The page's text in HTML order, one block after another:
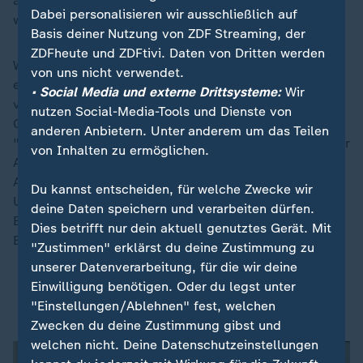
wichtig sei.
Was können Bewerber also tun, um nach der Uni die
eigenen Chancen auf dem Arbeitsmarkt zu
verbessern? Karriereberaterin Anja Robert vom Career
Center der Uni Aachen empfiehlt, bei Bewerbungen
"den Blick mehr zu öffnen". Aktuell verschiebe sich der
Arbeitsmarkt. Während beispielsweise die
Automobilbranche weniger Chancen biete, suchten
Unternehmen etwa im Rüstungsbereich stärker. Für
Bewerber sei es ratsam, auch andere Branchen in den
Blick zu nehmen.
Wohnkosten: Studenten und Azubis besonders
belastet
Dabei personalisieren wir ausschließlich auf
Basis deiner Nutzung von ZDF Streaming, der
ZDFheute und ZDFtivi. Daten von Dritten werden
von uns nicht verwendet.
• Social Media und externe Drittsysteme:Wir
nutzen Social-Media-Tools und Dienste von
anderen Anbietern. Unter anderem um das Teilen
von Inhalten zu ermöglichen.
Du kannst entscheiden, für welche Zwecke wir
deine Daten speichern und verarbeiten dürfen.
Dies betrifft nur dein aktuell genutztes Gerät. Mit
"Zustimmen" erklärst du deine Zustimmung zu
unserer Datenverarbeitung, für die wir deine
Einwilligung benötigen. Oder du legst unter
"Einstellungen/Ablehnen" fest, welchen
Zwecken du deine Zustimmung gibst und
welchen nicht. Deine Datenschutzeinstellungen